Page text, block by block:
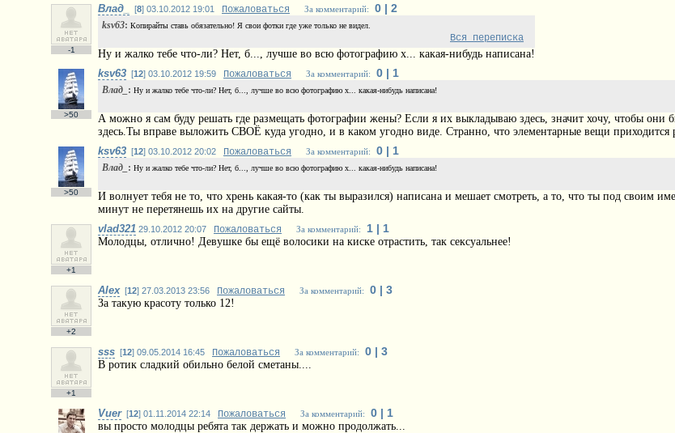
-1
Влад_ [8] 03.10.2012 19:01 Пожаловаться За комментарий: 0 | 2
ksv63: Копирайты ставь обязательно! Я свои фотки где уже только не видел.
Вся переписка
Ну и жалко тебе что-ли? Нет, б..., лучше во всю фотографию x... какая-нибудь написана!
>50
ksv63 [12] 03.10.2012 19:59 Пожаловаться За комментарий: 0 | 1
Влад_ : Ну и жалко тебе что-ли? Нет, б..., лучше во всю фотографию x... какая-нибудь написана!
А можно я сам буду решать где размещать фотографии жены? Если я их выкладываю здесь, значит хочу, чтобы они
здесь.Ты вправе выложить СВОЁ куда угодно, и в каком угодно виде. Странно, что элементарные вещи приходится
>50
ksv63 [12] 03.10.2012 20:02 Пожаловаться За комментарий: 0 | 1
Влад_ : Ну и жалко тебе что-ли? Нет, б..., лучше во всю фотографию x... какая-нибудь написана!
И волнует тебя не то, что хрень какая-то (как ты выразился) написана и мешает смотреть, а то, что ты под своим
минут не перетянешь их на другие сайты.
+1
vlad321 29.10.2012 20:07 Пожаловаться За комментарий: 1 | 1
Молодцы, отлично! Девушке бы ещё волосики на киске отрастить, так сексуальнее!
+2
Alex[12] 27.03.2013 23:56 Пожаловаться За комментарий: 0 | 3
За такую красоту только 12!
+1
sss [12] 09.05.2014 16:45 Пожаловаться За комментарий: 0 | 3
В ротик сладкий обильно белой сметаны....
Vuer[12] 01.11.2014 22:14 Пожаловаться За комментарий: 0 | 1
вы просто молодцы ребята так держать и можно продолжать...